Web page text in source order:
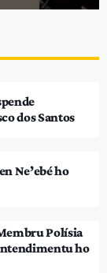
dos Santos
Ne’ebé ho
Polísia
ho